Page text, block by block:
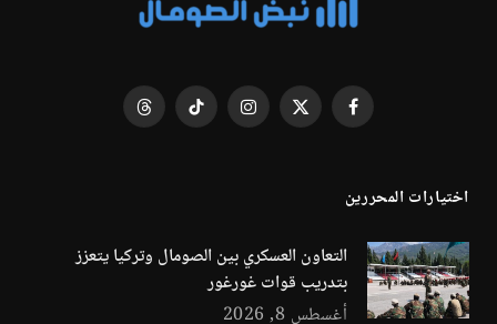
فيسبوك X
الانستغرامتيكتوك Threads
اختيارات المحررين
التعاون العسكري بين الصومال وتركيا يتعزز
بتدريب قوات غورغور
أغسطس 8, 2026